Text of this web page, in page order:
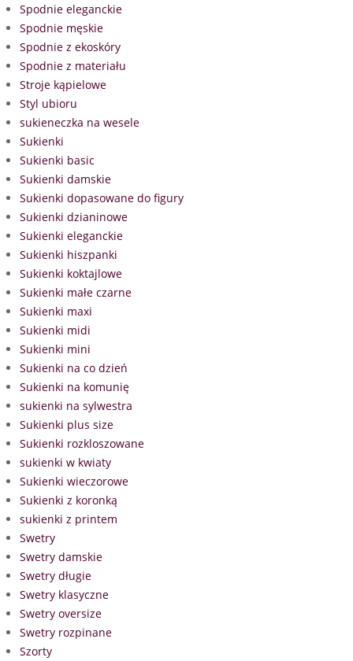
Spodnie eleganckie
Spodnie męskie
Spodnie z ekoskóry
Spodnie z materiału
Stroje kąpielowe
Styl ubioru
sukieneczka na wesele
Sukienki
Sukienki basic
Sukienki damskie
Sukienki dopasowane do figury
Sukienki dzianinowe
Sukienki eleganckie
Sukienki hiszpanki
Sukienki koktajlowe
Sukienki małe czarne
Sukienki maxi
Sukienki midi
Sukienki mini
Sukienki na co dzień
Sukienki na komunię
sukienki na sylwestra
Sukienki plus size
Sukienki rozkloszowane
sukienki w kwiaty
Sukienki wieczorowe
Sukienki z koronką
sukienki z printem
Swetry
Swetry damskie
Swetry długie
Swetry klasyczne
Swetry oversize
Swetry rozpinane
Szorty